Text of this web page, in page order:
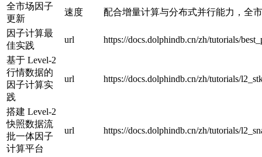
全市场因子
更新
速度 配合增量计算与分布式并行能力，全
因子计算最
佳实践
url https://docs.dolphindb.cn/zh/tutorials/
基于 Level-2
行情数据的
因子计算实
践
url https://docs.dolphindb.cn/zh/tutorials/
搭建 Level-2
快照数据流
批一体因子
计算平台
url https://docs.dolphindb.cn/zh/tutorials/